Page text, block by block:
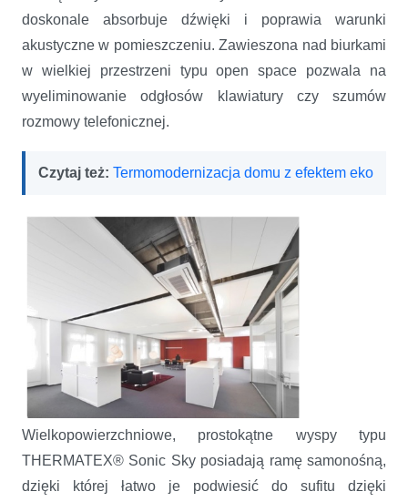
doskonale absorbuje dźwięki i poprawia warunki
akustyczne w pomieszczeniu. Zawieszona nad biurkami
w wielkiej przestrzeni typu open space pozwala na
wyeliminowanie odgłosów klawiatury czy szumów
rozmowy telefonicznej.
Czytaj też: Termomodernizacja domu z efektem eko
Wielkopowierzchniowe, prostokątne wyspy typu
THERMATEX® Sonic Sky posiadają ramę samonośną,
dzięki której łatwo je podwiesić do sufitu dzięki